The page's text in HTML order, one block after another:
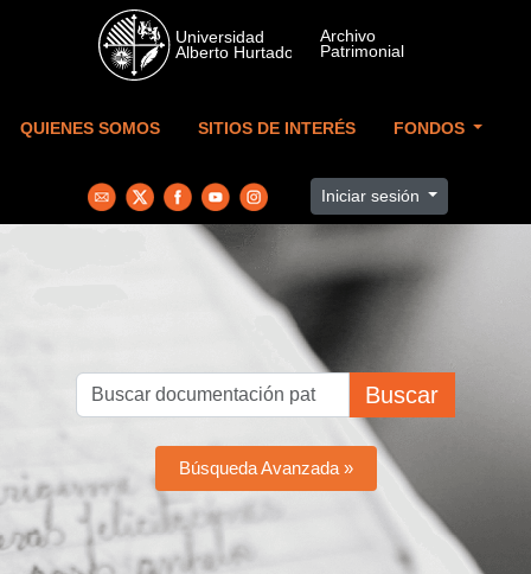
Skip to main content
QUIENES SOMOS SITIOS DE INTERÉS FONDOS
Iniciar sesión
Buscar
Búsqueda Avanzada »